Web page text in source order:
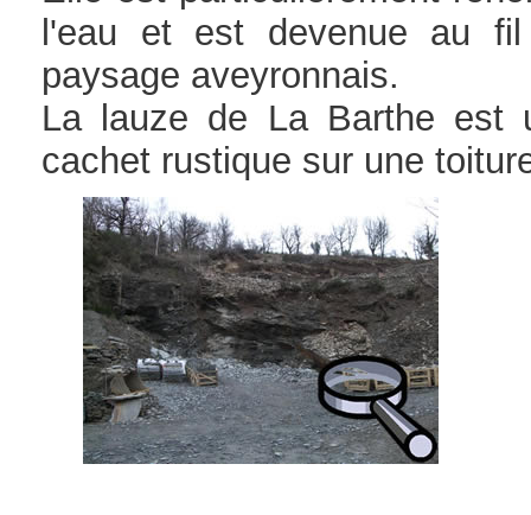
l'eau et est devenue au
paysage aveyronnais.
La lauze de La Barthe est
cachet rustique sur une